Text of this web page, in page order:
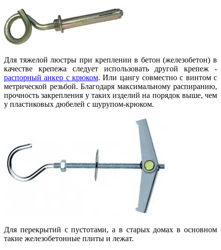
Для тяжелой люстры при креплении в бетон (железобетон) в
качестве крепежа следует использовать другой крепеж -
распорный анкер с крюком. Или цангу совместно с винтом с
метрической резьбой. Благодаря максимальному распиранию,
прочность закрепления у таких изделий на порядок выше, чем
у пластиковых дюбелей с шурупом-крюком.
Для перекрытий с пустотами, а в старых домах в основном
такие железобетонные плиты и лежат.